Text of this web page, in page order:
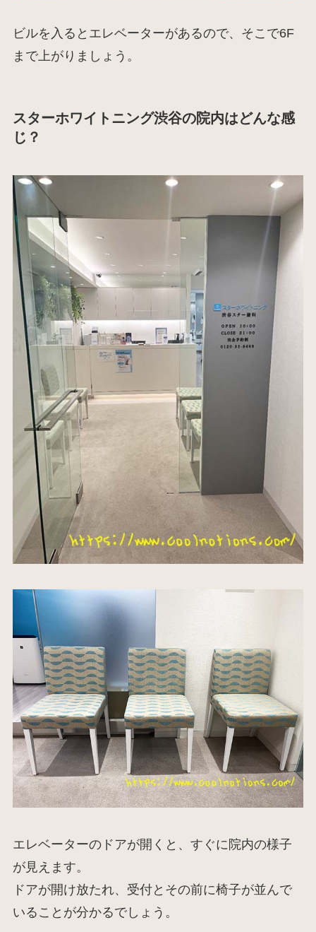
ビルを入るとエレベーターがあるので、そこで6F
まで上がりましょう。
スターホワイトニング渋谷の院内はどんな感
じ？
エレベーターのドアが開くと、すぐに院内の様子
が見えます。
ドアが開け放たれ、受付とその前に椅子が並んで
いることが分かるでしょう。